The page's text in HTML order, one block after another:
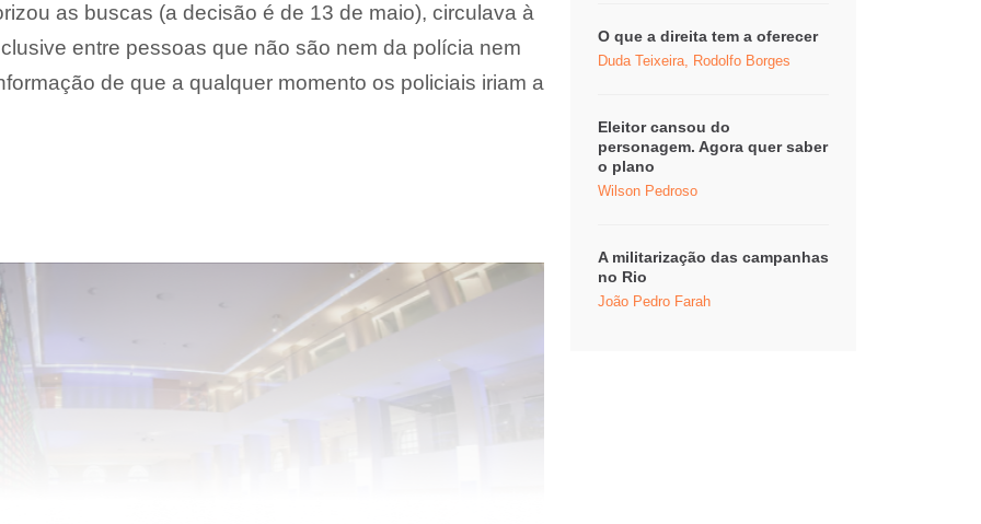
as buscas (a decisão é de 13 de maio), circulava à
entre pessoas que não são nem da polícia nem
de que a qualquer momento os policiais iriam a
O que a direita tem a oferecer
Duda Teixeira, Rodolfo Borges
Eleitor cansou do
personagem. Agora quer saber
o plano
Wilson Pedroso
A militarização das campanhas
no Rio
João Pedro Farah